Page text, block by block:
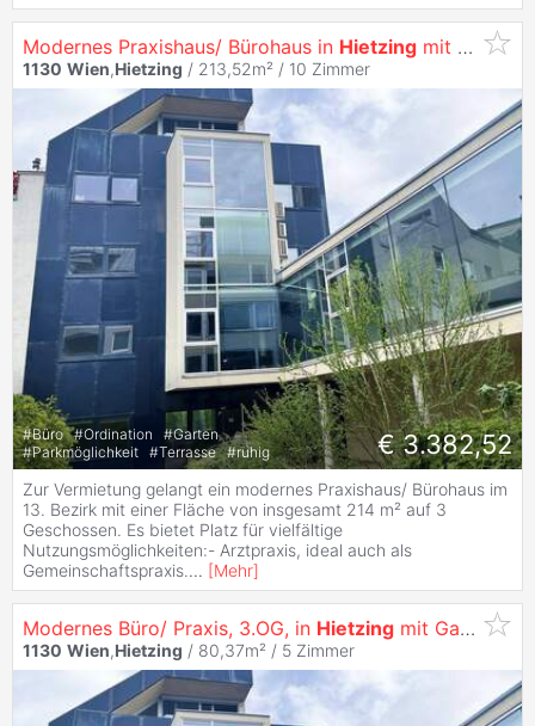
Modernes Praxishaus/ Bürohaus in Hietzing mit Garage & 3 Stellplätzen
1130 Wien,Hietzing / 213,52m² / 10 Zimmer
#Büro #Ordination #Garten
#Parkmöglichkeit #Terrasse #ruhig € 3.382,52
Zur Vermietung gelangt ein modernes Praxishaus/ Bürohaus im
13. Bezirk mit einer Fläche von insgesamt 214 m² auf 3
Geschossen. Es bietet Platz für vielfältige
Nutzungsmöglichkeiten:- Arztpraxis, ideal auch als
Gemeinschaftspraxis.... [Mehr]
Modernes Büro/ Praxis, 3.OG, in Hietzing mit Garage & 1 Stellplatz
1130 Wien,Hietzing / 80,37m² / 5 Zimmer